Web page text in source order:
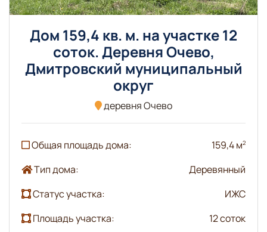
Дом 159,4 кв. м. на участке 12
соток. Деревня Очево,
Дмитровский муниципальный
округ
деревня Очево
Общая площадь дома: 159,4 м2
Тип дома:
Деревянный
Статус участка:
ИЖС
Площадь участка:
12 соток